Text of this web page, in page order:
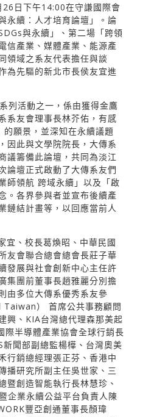
26日下午14:00在守謙國際會
永續：人才培育論壇」。論
與永續」、第二場「跨領
信產業、媒體產業、能源產
領域之系友代表擔任與談
為先驅的新北市長侯友宜進
列活動之一，係由獲得金鷹
系友會理事長林芥佑，有感
願景，並深知在永續議題
因此與文學院院長，大傳系
議籌備此論壇，共同為淡江
論壇正式啟動了大傳系友們
師領航 跨域永續」以及「啟
。各界參與者並宣布後續產
鏈結計畫等，以回應當前人
宜、校長葛煥昭、中華民國
友會聯合總會總會長莊子華
發展與社會創新中心主任許
集團前董事長趙雅麗分別擔
由多位大傳系優秀系友參
） 首席公共事務顧問
興、KIA台灣總代理森那美起
際半導體產業協會全球行銷長
聞部副總監楊樺、台灣奧美
行銷總經理張正芬、香港中
播研究所副主任吳世家、三
暨創造智能執行長林慧珍、
企業永續公益平台負責人陳
豐亞創通董事長顏瑋